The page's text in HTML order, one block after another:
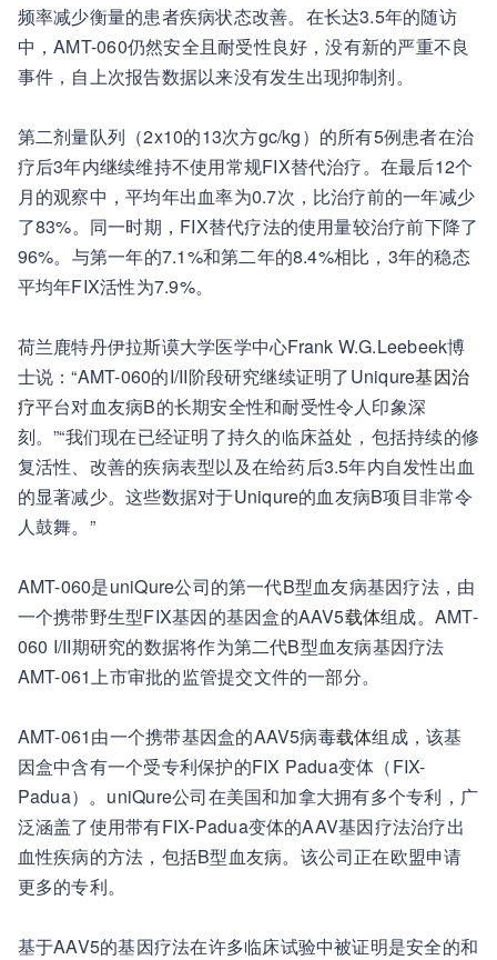
频率减少衡量的患者疾病状态改善。在长达3.5年的随访
中，AMT-060仍然安全且耐受性良好，没有新的严重不良
事件，自上次报告数据以来没有发生出现抑制剂。
第二剂量队列（2x10的13次方gc/kg）的所有5例患者在治
疗后3年内继续维持不使用常规FIX替代治疗。在最后12个
月的观察中，平均年出血率为0.7次，比治疗前的一年减少
了83%。同一时期，FIX替代疗法的使用量较治疗前下降了
96%。与第一年的7.1%和第二年的8.4%相比，3年的稳态
平均年FIX活性为7.9%。
荷兰鹿特丹伊拉斯谟大学医学中心Frank W.G.Leebeek博
士说：“AMT-060的I/II阶段研究继续证明了Uniqure基因治
疗平台对血友病B的长期安全性和耐受性令人印象深
刻。”“我们现在已经证明了持久的临床益处，包括持续的修
复活性、改善的疾病表型以及在给药后3.5年内自发性出血
的显著减少。这些数据对于Uniqure的血友病B项目非常令
人鼓舞。”
AMT-060是uniQure公司的第一代B型血友病基因疗法，由
一个携带野生型FIX基因的基因盒的AAV5载体组成。AMT-
060 I/II期研究的数据将作为第二代B型血友病基因疗法
AMT-061上市审批的监管提交文件的一部分。
AMT-061由一个携带基因盒的AAV5病毒载体组成，该基
因盒中含有一个受专利保护的FIX Padua变体（FIX-
Padua）。uniQure公司在美国和加拿大拥有多个专利，广
泛涵盖了使用带有FIX-Padua变体的AAV基因疗法治疗出
血性疾病的方法，包括B型血友病。该公司正在欧盟申请
更多的专利。
基于AAV5的基因疗法在许多临床试验中被证明是安全的和